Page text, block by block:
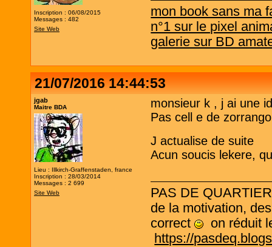
Inscription : 06/08/2015
Messages : 482
Site Web
mon book sans ma
n°1 sur le pixel
galerie sur BD
21/07/2016 14:44:53
jgab
Maitre BDA
Lieu : Illkirch-Graffenstaden, france
Inscription : 28/03/2014
Messages : 2 699
Site Web
monsieur k , j ai une
Pas cell e de
J actualise de suite
Acun soucis lekere,
PAS DE
de la motivation,
correct
on réduit
https://